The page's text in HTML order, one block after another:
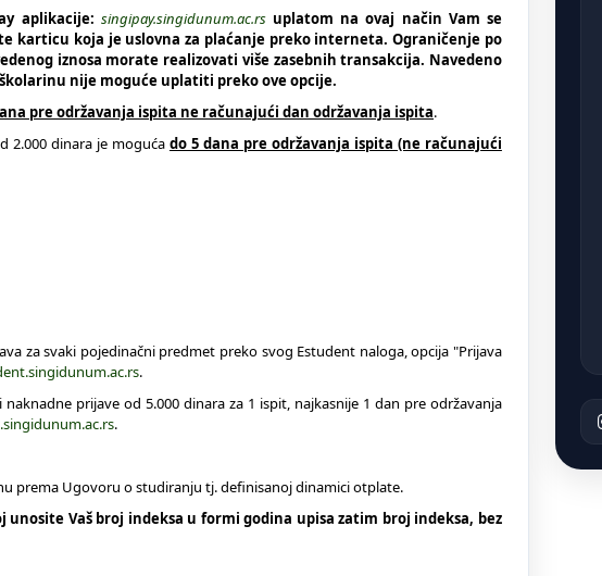
aplikacije: singipay.singidunum.ac.rsuplatom na ovaj način Vam se
karticu koja je uslovna za plaćanje preko interneta. Ograničenje po
iznosa morate realizovati više zasebnih transakcija. Navedeno
nije moguće uplatiti preko ove opcije.
pre održavanja ispita ne računajući dan održavanja ispita.
2.000 dinara je moguća do 5 dana pre održavanja ispita (ne računajući
za svaki pojedinačni predmet preko svog Estudent naloga, opcija "Prijava
.
prijave od 5.000 dinara za 1 ispit, najkasnije 1 dan pre održavanja
.
prema Ugovoru o studiranju tj. definisanoj dinamici otplate.
Vaš broj indeksa u formi godina upisa zatim broj indeksa, bez